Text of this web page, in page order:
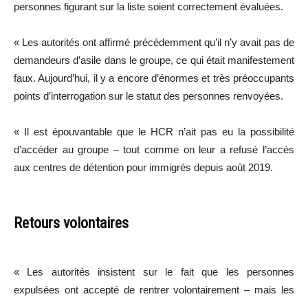
personnes figurant sur la liste soient correctement évaluées.
« Les autorités ont affirmé précédemment qu’il n’y avait pas de
demandeurs d’asile dans le groupe, ce qui était manifestement
faux. Aujourd’hui, il y a encore d’énormes et très préoccupants
points d’interrogation sur le statut des personnes renvoyées.
« Il est épouvantable que le HCR n’ait pas eu la possibilité
d’accéder au groupe – tout comme on leur a refusé l’accès
aux centres de détention pour immigrés depuis août 2019.
Retours volontaires
« Les autorités insistent sur le fait que les personnes
expulsées ont accepté de rentrer volontairement – mais les